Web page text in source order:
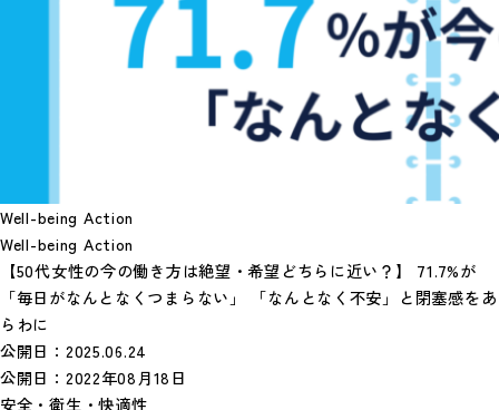
Well-being Action
Well-being Action
【50代女性の今の働き方は絶望・希望どちらに近い？】 71.7%が
「毎日がなんとなくつまらない」 「なんとなく不安」と閉塞感をあ
らわに
公開日： 2025.06.24
公開日： 2022年08月18日
安全・衛生・快適性